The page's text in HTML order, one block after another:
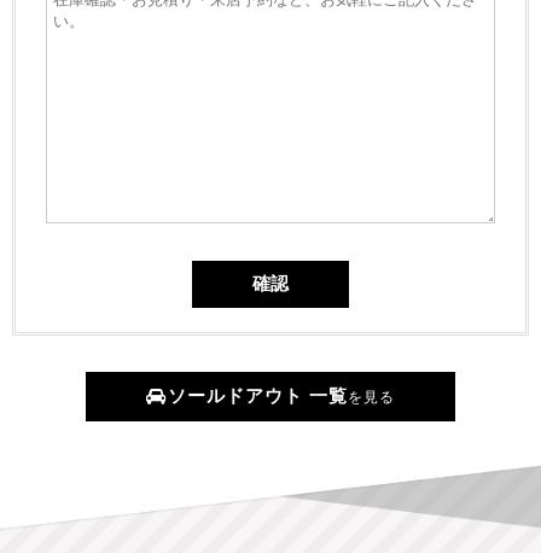
ソールドアウト 一覧を見る